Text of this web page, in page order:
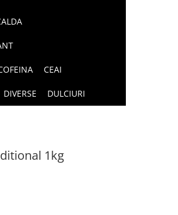
CEAI
DIVERSE DULCIURI
1kg